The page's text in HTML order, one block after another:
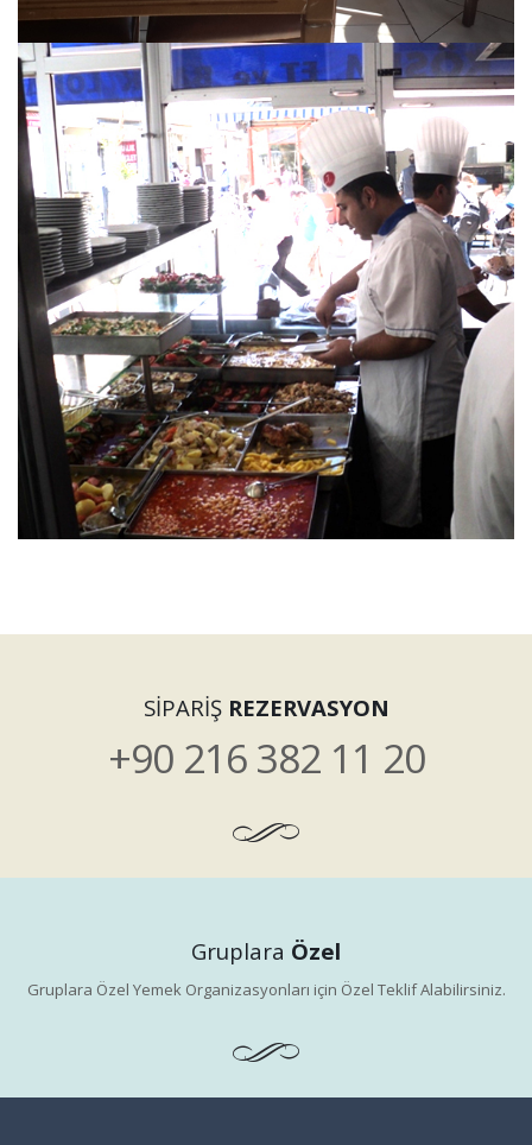
SİPARİŞ REZERVASYON
+90 216 382 11 20
Gruplara Özel
Gruplara Özel Yemek Organizasyonları için Özel Teklif Alabilirsiniz.